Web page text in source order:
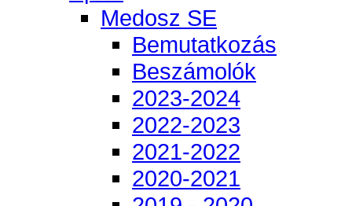
Medosz SE
Bemutatkozás
Beszámolók
2023-2024
2022-2023
2021-2022
2020-2021